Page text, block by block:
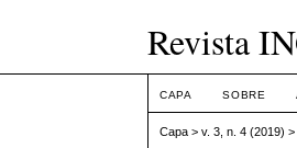
Revista
CAPA SOBRE
Capa >v. 3, n. 4 (2019)